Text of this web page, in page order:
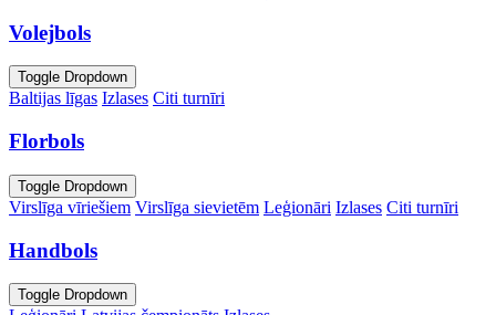
Volejbols
Toggle Dropdown
Baltijas līgas Izlases Citi turnīri
Florbols
Toggle Dropdown
Virslīga vīriešiem Virslīga sievietēm Leģionāri Izlases Citi turnīri
Handbols
Toggle Dropdown